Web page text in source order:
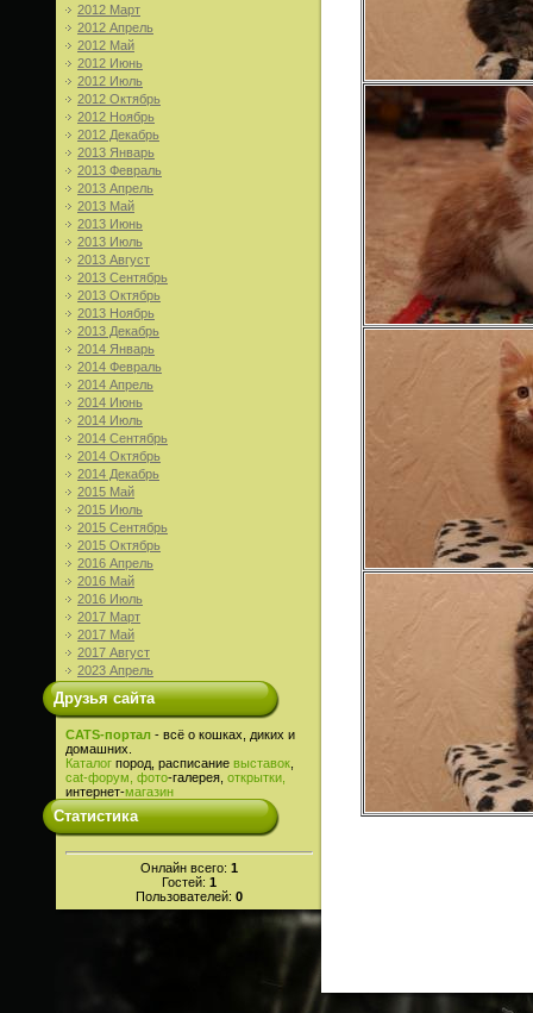
2012 Март
2012 Апрель
2012 Май
2012 Июнь
2012 Июль
2012 Октябрь
2012 Ноябрь
2012 Декабрь
2013 Январь
2013 Февраль
2013 Апрель
2013 Май
2013 Июнь
2013 Июль
2013 Август
2013 Сентябрь
2013 Октябрь
2013 Ноябрь
2013 Декабрь
2014 Январь
2014 Февраль
2014 Апрель
2014 Июнь
2014 Июль
2014 Сентябрь
2014 Октябрь
2014 Декабрь
2015 Май
2015 Июль
2015 Сентябрь
2015 Октябрь
2016 Апрель
2016 Май
2016 Июль
2017 Март
2017 Май
2017 Август
2023 Апрель
Друзья сайта
CATS-портал - всё о кошках, диких и
домашних.
Каталог пород, расписание выставок
cat-форум, фото-галерея, открытки,
интернет-магазин
Статистика
Онлайн всего: 1
Гостей: 1
Пользователей: 0